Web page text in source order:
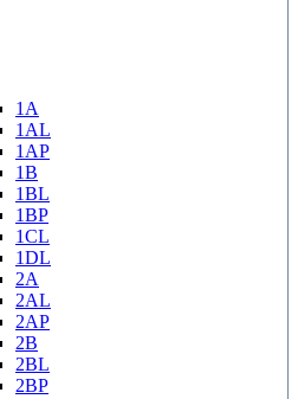
1A
1AL
1AP
1B
1BL
1BP
1CL
1DL
2A
2AL
2AP
2B
2BL
2BP